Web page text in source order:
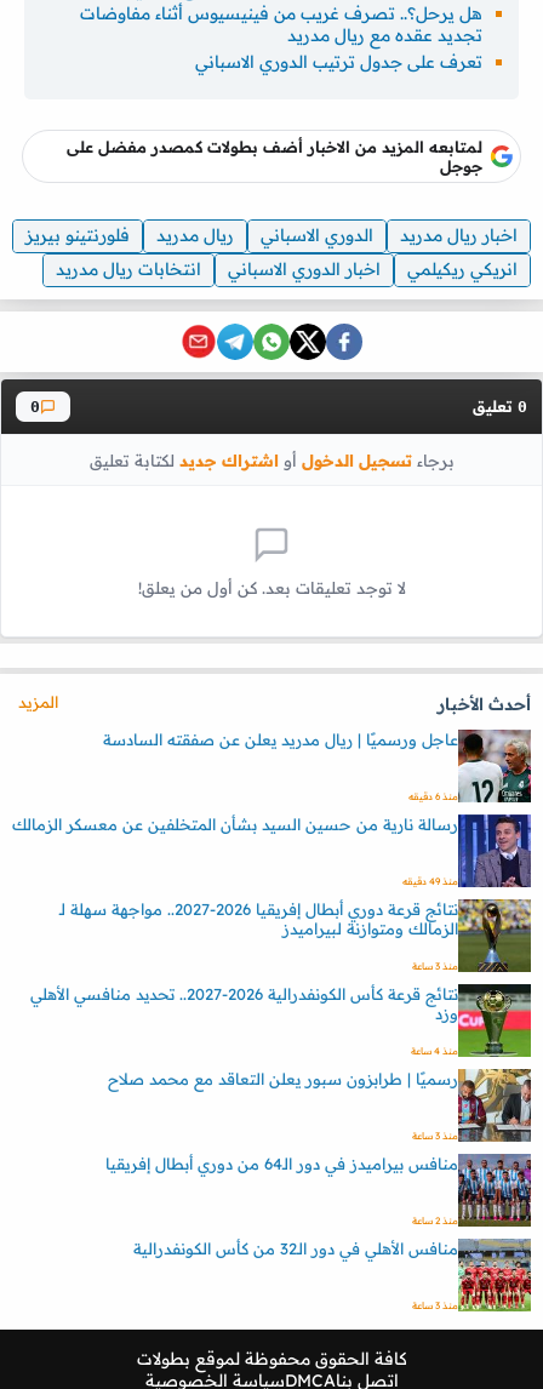
هل يرحل؟.. تصرف غريب من فينيسيوس أثناء مفاوضات
تجديد عقده مع ريال مدريد
تعرف على جدول ترتيب الدوري الاسباني
لمتابعه المزيد من الاخبار أضف بطولات كمصدر مفضل على
جوجل
اخبار ريال مدريد الدوري الاسباني ريال مدريد
فلورنتينو بيريز
انريكي ريكيلمي
اخبار الدوري الاسباني انتخابات ريال مدريد
0 تعليق 0
برجاءتسجيل الدخول أواشتراك جديد لكتابة تعليق
لا توجد تعليقات بعد. كن أول من يعلق!
أحدث الأخبار
المزيد
عاجل ورسميًا | ريال مدريد يعلن عن صفقته السادسة
منذ 6 دقيقه
رسالة نارية من حسين السيد بشأن المتخلفين عن معسكر الزمالك
منذ 49 دقيقه
نتائج قرعة دوري أبطال إفريقيا 2026-2027.. مواجهة سهلة لـ
الزمالك ومتوازنة لبيراميدز
منذ 3 ساعة
نتائج قرعة كأس الكونفدرالية 2026-2027.. تحديد منافسي الأهلي
وزد
منذ 4 ساعة
رسميًا | طرابزون سبور يعلن التعاقد مع محمد صلاح
منذ 3 ساعة
منافس بيراميدز في دور الـ64 من دوري أبطال إفريقيا
منذ 2 ساعة
منافس الأهلي في دور الـ32 من كأس الكونفدرالية
منذ 3 ساعة
كافة الحقوق محفوظة لموقع بطولات
اتصل بناDMCAسياسة الخصوصية